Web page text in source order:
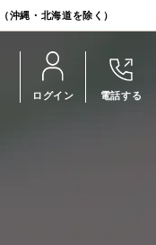
（沖縄・北海道を除く）
ログイン 電話する